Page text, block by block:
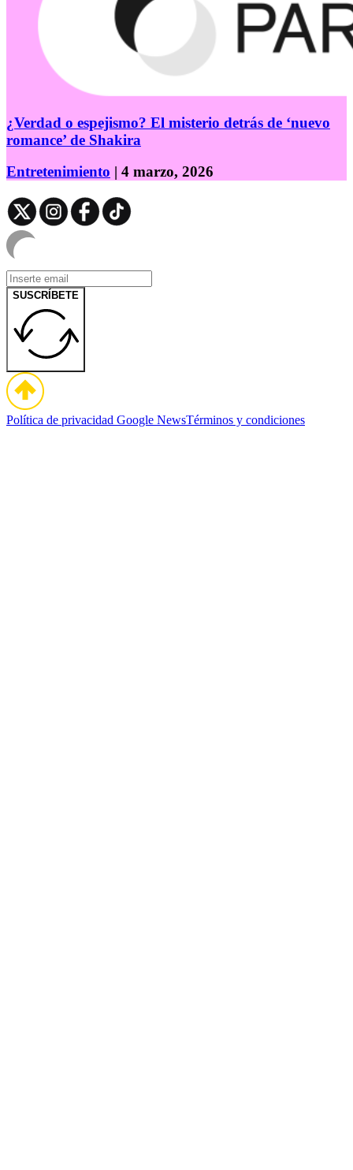
¿Verdad o espejismo? El misterio detrás de ‘nuevo
romance’ de Shakira
Entretenimiento | 4 marzo, 2026
SUSCRÍBETE
Política de privacidad Google NewsTérminos y condiciones